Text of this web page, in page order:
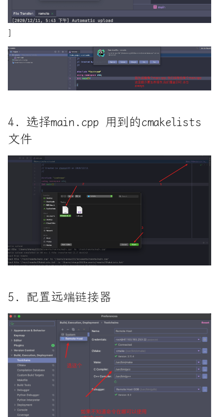
python_协程_async_await新
特性
python_协程_gevent模块
rust web框架actix入门
rust程序设计语言完全入门
使用CPULIMIT来限制进程的
CPU利用率
即时通讯-Socket.IO
即时通讯-WebSocket
即时通讯-伪即时通讯
坑爹的python的Crypto模块
基于Django的websocket实现
强化学习库gym定义我们自己
的环境
细说Rust错误处理
手把手教你拦截系统调用
操作系统实现_05_基础显卡驱
动
时间复杂度(大O表示法)
深入理解CPU的分支预测
(Branch Prediction)模型
理解Rust的引用与借用
简单的使用Cython
自制操作系统_01_使用汇编操
作硬盘读写
自制操作系统_02_使用汇编进
自制操作系统_03_启动操作系
统进入保护模式
自制操作系统_04_makefile现
阶段状态, 以及bootloader
的一些说明
自己从零实现一个脚本语言_
01_scanner
阅读王爽<汇编语言>
]
4. 选择main.cpp 用到的cmakelists
文件
5. 配置远端链接器